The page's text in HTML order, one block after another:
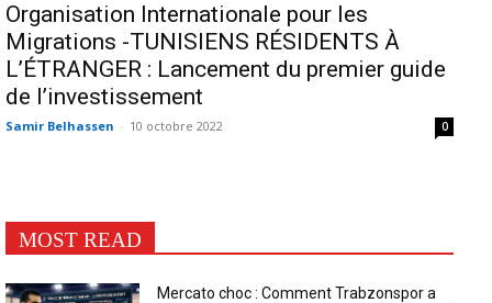
Organisation Internationale pour les
Migrations -TUNISIENS RÉSIDENTS À
L’ÉTRANGER : Lancement du premier guide
de l’investissement
Samir Belhassen - 10 octobre 2022 0
MOST READ
Mercato choc : Comment Trabzonspor a